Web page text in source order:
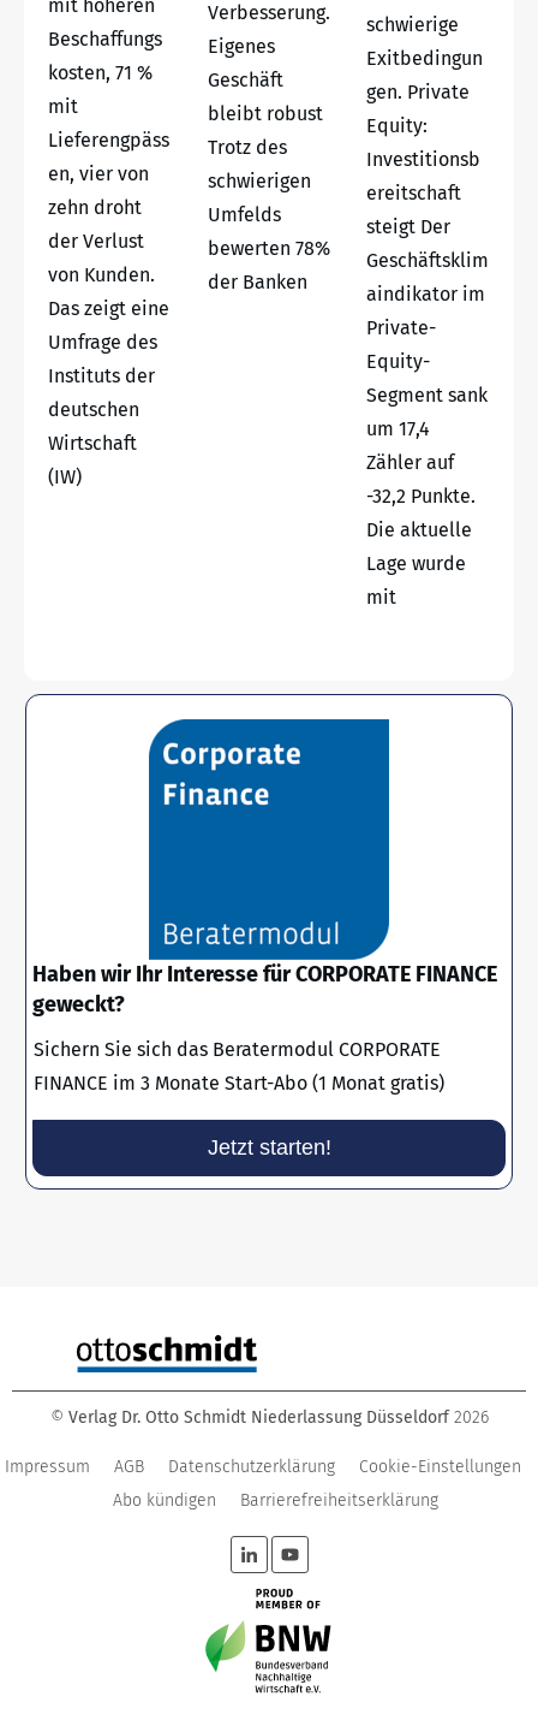
mit höheren
Beschaffungs
kosten, 71 %
mit
Lieferengpäss
en, vier von
zehn droht
der Verlust
von Kunden.
Das zeigt eine
Umfrage des
Instituts der
deutschen
Wirtschaft
(IW)
Verbesserung.
Eigenes
Geschäft
bleibt robust
Trotz des
schwierigen
Umfelds
bewerten 78%
der Banken
schwierige
Exitbedingun
gen. Private
Equity:
Investitionsb
ereitschaft
steigt Der
Geschäftsklim
aindikator im
Private-
Equity-
Segment sank
um 17,4
Zähler auf
-32,2 Punkte.
Die aktuelle
Lage wurde
mit
Haben wir Ihr Interesse für CORPORATE FINANCE
geweckt?
Sichern Sie sich das Beratermodul CORPORATE
FINANCE im 3 Monate Start-Abo (1 Monat gratis)
Jetzt starten!
© Verlag Dr. Otto Schmidt Niederlassung Düsseldorf 2026
Impressum AGB Datenschutzerklärung
Cookie-Einstellungen
Abo kündigen
Barrierefreiheitserklärung